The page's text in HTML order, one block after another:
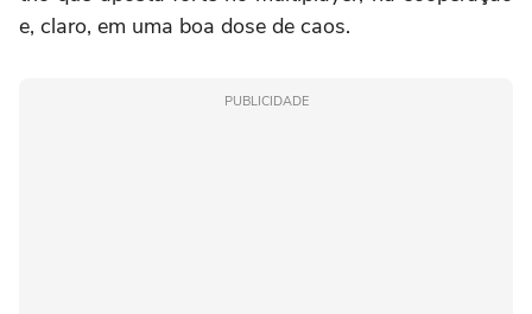
e, claro, em uma boa dose de caos.
PUBLICIDADE